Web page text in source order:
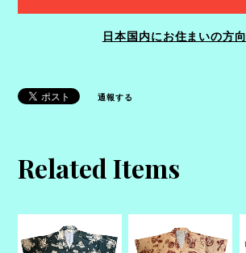
日本国内にお住まいの方
通報する
Related Items